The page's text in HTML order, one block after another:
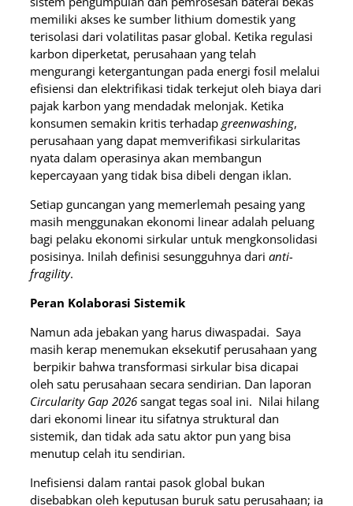
memiliki akses ke sumber lithium domestik yang
terisolasi dari volatilitas pasar global. Ketika regulasi
karbon diperketat, perusahaan yang telah
mengurangi ketergantungan pada energi fosil melalui
efisiensi dan elektrifikasi tidak terkejut oleh biaya dari
pajak karbon yang mendadak melonjak. Ketika
konsumen semakin kritis terhadap greenwashing,
perusahaan yang dapat memverifikasi sirkularitas
nyata dalam operasinya akan membangun
kepercayaan yang tidak bisa dibeli dengan iklan.
Setiap guncangan yang memerlemah pesaing yang
masih menggunakan ekonomi linear adalah peluang
bagi pelaku ekonomi sirkular untuk mengkonsolidasi
posisinya. Inilah definisi sesungguhnya dari anti-
fragility.
Peran Kolaborasi Sistemik
Namun ada jebakan yang harus diwaspadai. Saya
masih kerap menemukan eksekutif perusahaan yang
berpikir bahwa transformasi sirkular bisa dicapai
oleh satu perusahaan secara sendirian. Dan laporan
Circularity Gap 2026 sangat tegas soal ini. Nilai hilang
dari ekonomi linear itu sifatnya struktural dan
sistemik, dan tidak ada satu aktor pun yang bisa
menutup celah itu sendirian.
Inefisiensi dalam rantai pasok global bukan
disebabkan oleh keputusan buruk satu perusahaan; ia